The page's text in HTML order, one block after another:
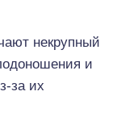
некрупный
и
за их